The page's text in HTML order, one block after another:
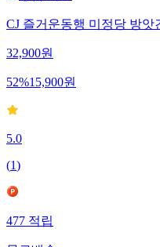
CJ 즐거운동행 미정당 방앗
32,900원
52%15,900원
5.0
(1)
477적립